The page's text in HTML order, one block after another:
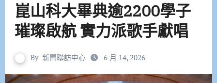
崑山科大畢典逾2200學子
璀璨啟航 實力派歌手獻唱
By 新聞聯訪中心 6 月 14, 2026